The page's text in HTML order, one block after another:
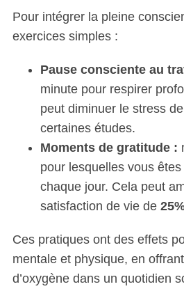
Pour intégrer la pleine
exercices simples :
Pause consciente au
minute pour respirer
peut diminuer le stress de
certaines études.
Moments de gratitude :
pour lesquelles vous
chaque jour. Cela peut
satisfaction de vie de
Ces pratiques ont des effets
mentale et physique, en
d’oxygène dans un quotidien